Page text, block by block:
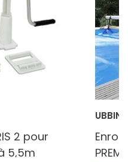
2 pour
5,5m
UBBINK